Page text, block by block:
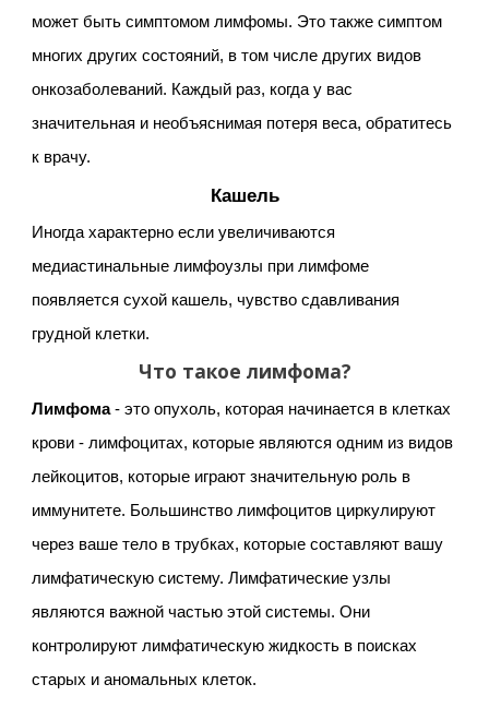
может быть симптомом лимфомы. Это также симптом
многих других состояний, в том числе других видов
онкозаболеваний. Каждый раз, когда у вас
значительная и необъяснимая потеря веса, обратитесь
к врачу.
Кашель
Иногда характерно если увеличиваются
медиастинальные лимфоузлы при лимфоме
появляется сухой кашель, чувство сдавливания
грудной клетки.
Что такое лимфома?
Лимфома- это опухоль, которая начинается в клетках
крови - лимфоцитах, которые являются одним из видов
лейкоцитов, которые играют значительную роль в
иммунитете. Большинство лимфоцитов циркулируют
через ваше тело в трубках, которые составляют вашу
лимфатическую систему. Лимфатические узлы
являются важной частью этой системы. Они
контролируют лимфатическую жидкость в поисках
старых и аномальных клеток.